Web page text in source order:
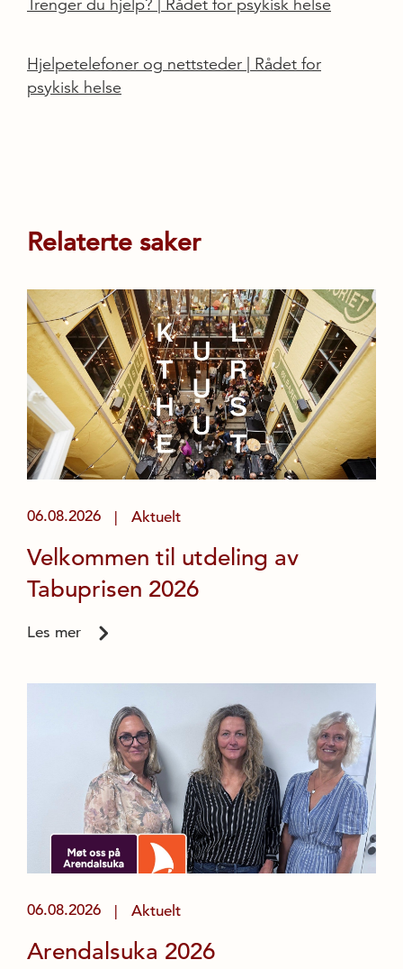
Trenger du hjelp? | Rådet for psykisk helse
Hjelpetelefoner og nettsteder | Rådet for
psykisk helse
Relaterte saker
06.08.2026 Aktuelt
Velkommen til utdeling av
Tabuprisen 2026
Les mer
06.08.2026 Aktuelt
Arendalsuka 2026